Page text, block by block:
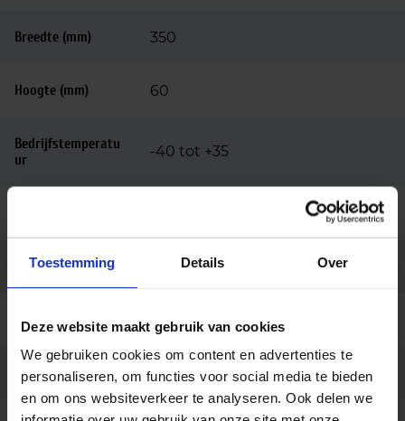
Toestemming Details Over
Deze website maakt gebruik van cookies
We gebruiken cookies om content en advertenties te
personaliseren, om functies voor social media te bieden
en om ons websiteverkeer te analyseren. Ook delen we
Breedte (mm) 350
Hoogte (mm) 60
Bedrijfstemperatu
ur
-40 tot +35
Kleur Zwart
Montage Opbouw
Aansluiting 30cm kabel 3-aderig